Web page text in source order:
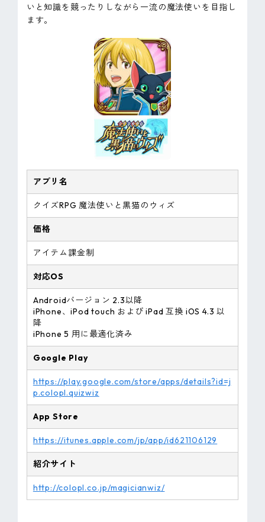
いと知識を競ったりしながら一流の魔法使いを目指し
ます。
アプリ名
クイズRPG 魔法使いと黒猫のウィズ
価格
アイテム課金制
対応OS
Androidバージョン 2.3以降
iPhone、iPod touch および iPad 互換 iOS 4.3 以
降
iPhone 5 用に最適化済み
Google Play
https://play.google.com/store/apps/details?id=j
p.colopl.quizwiz
App Store
https://itunes.apple.com/jp/app/id621106129
紹介サイト
http://colopl.co.jp/magicianwiz/